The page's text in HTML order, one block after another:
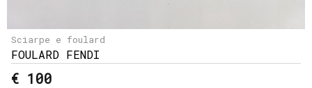
Sciarpe e foulard
FOULARD FENDI
€ 100